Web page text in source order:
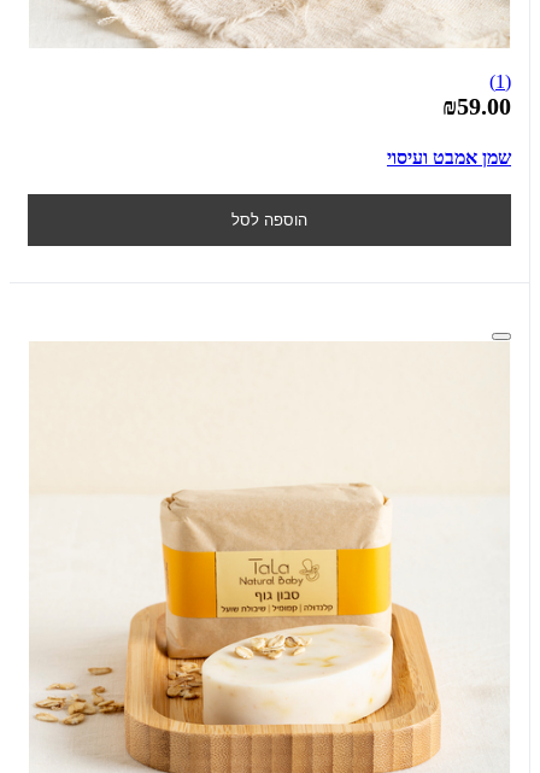
(1)
₪59.00
שמן אמבט ועיסוי
הוספה לסל